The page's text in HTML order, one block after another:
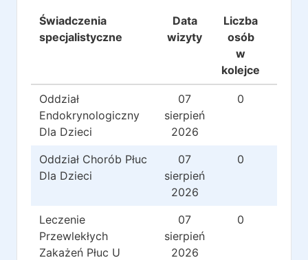
Świadczenia
specjalistyczne
Data
wizyty
Liczba
osób
w
kolejce
Oddział
Endokrynologiczny
Dla Dzieci
07
sierpień
2026
0
Oddział Chorób Płuc
Dla Dzieci
07
sierpień
2026
0
Leczenie
Przewlekłych
Zakażeń Płuc U
07
sierpień
2026
0